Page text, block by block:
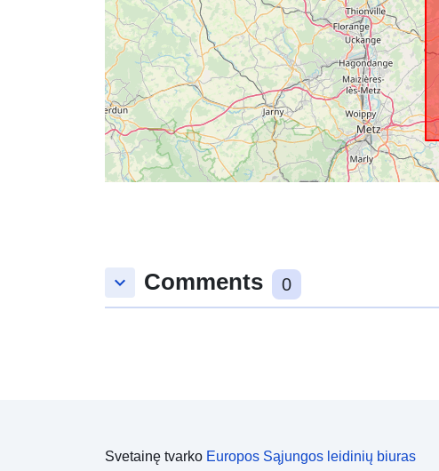
keyboard_arrow_down Comments 0
Svetainę tvarko Europos Sąjungos leidinių biuras